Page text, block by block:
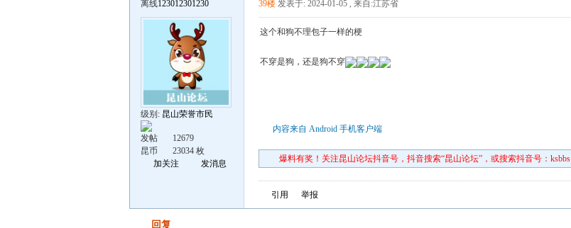
离线123012301230
级别: 昆山荣誉市民
发帖
12679
昆币
23034 枚
加关注
发消息
39楼 发表于: 2024-01-05 , 来自:江苏省
这个和狗不理包子一样的梗
不穿是狗，还是狗不穿
内容来自 Android 手机客户端
爆料有奖！关注昆山论坛抖音号，抖音搜索“昆山论坛”，或搜索抖音号：ksbbs
引用 举报
回复